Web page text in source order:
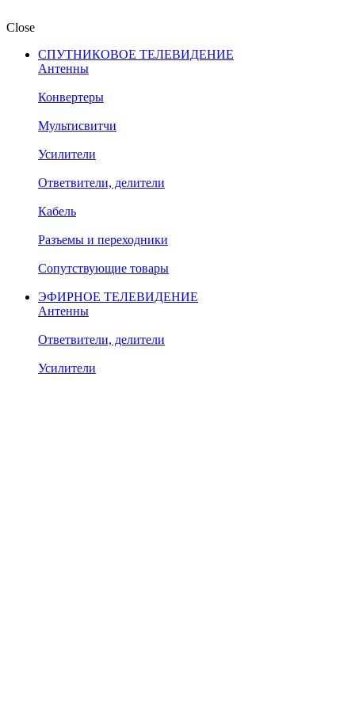
Close
СПУТНИКОВОЕ ТЕЛЕВИДЕНИЕ
Антенны
Конвертеры
Мультисвитчи
Усилители
Ответвители, делители
Кабель
Разъемы и переходники
Сопутствующие товары
ЭФИРНОЕ ТЕЛЕВИДЕНИЕ
Антенны
Ответвители, делители
Усилители